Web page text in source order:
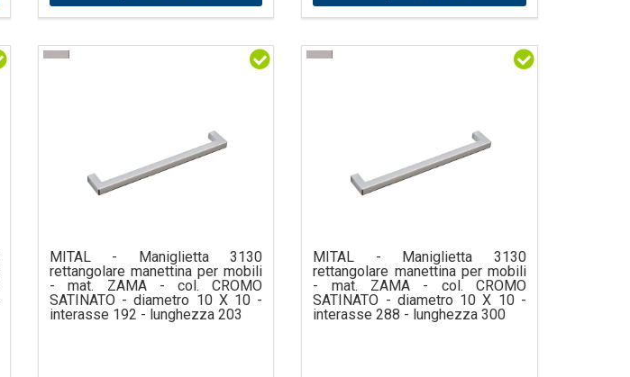
MITAL - Maniglietta 3130
rettangolare manettina per mobili
- mat. ZAMA - col. CROMO
SATINATO - diametro 10 X 10 -
interasse 192 - lunghezza 203
MITAL - Maniglietta 3130
rettangolare manettina per mobili
- mat. ZAMA - col. CROMO
SATINATO - diametro 10 X 10 -
interasse 288 - lunghezza 300